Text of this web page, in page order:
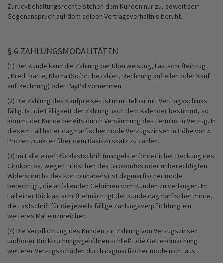
Zurückbehaltungsrechte stehen dem Kunden nur zu, soweit sein
Gegenanspruch auf dem selben Vertragsverhältnis beruht.
§ 6 ZAHLUNGSMODALITÄTEN
(1) Der Kunde kann die Zahlung per Überweisung, Lastschrifteinzug
, Kreditkarte, Klarna (Sofort bezahlen, Rechnung aufteilen oder Kauf
auf Rechnung) oder PayPal vornehmen.
(2) Die Zahlung des Kaufpreises ist unmittelbar mit Vertragsschluss
fällig. Ist die Fälligkeit der Zahlung nach dem Kalender bestimmt, so
kommt der Kunde bereits durch Versäumung des Termins in Verzug. In
diesem Fall hat er dagmarfischer mode Verzugszinsen in Höhe von 5
Prozentpunkten über dem Basiszinssatz zu zahlen.
(3) Im Falle einer Rücklastschrift (mangels erforderlicher Deckung des
Girokontos, wegen Erlöschen des Girokontos oder unberechtigten
Widerspruchs des Kontoinhabers) ist dagmarfischer mode
berechtigt, die anfallenden Gebühren vom Kunden zu verlangen. Im
Fall einer Rücklastschrift ermächtigt der Kunde dagmarfischer mode,
die Lastschrift für die jeweils fällige Zahlungsverpflichtung ein
weiteres Mal einzureichen.
(4) Die Verpflichtung des Kunden zur Zahlung von Verzugszinsen
und/oder Rückbuchungsgebühren schließt die Geltendmachung
weiterer Verzugsschäden durch dagmarfischer mode nicht aus.